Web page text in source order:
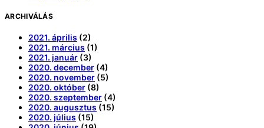
ARCHIVÁLÁS
2021. április (2)
2021. március (1)
2021. január (3)
2020. december (4)
2020. november (5)
2020. október (8)
2020. szeptember (4)
2020. augusztus (15)
2020. július (15)